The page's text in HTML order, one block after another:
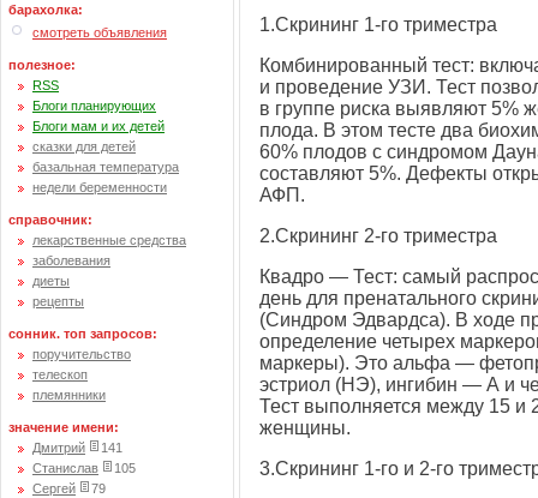
барахолка:
смотреть объявления
полезное:
RSS
Блоги планирующих
Блоги мам и их детей
сказки для детей
базальная температура
недели беременности
справочник:
лекарственные средства
заболевания
диеты
рецепты
сонник. топ запросов:
поручительство
телескоп
племянники
значение имени:
Дмитрий
141
Станислав
105
Сергей
79
1.Скрининг 1-го триместра
Комбинированный тест:
и проведение УЗИ. Тест
в группе риска выявляют 5%
плода. В этом тесте два
60% плодов с синдромом
составляют 5%. Дефекты
АФП.
2.Скрининг 2-го триместра
Квадро — Тест: самый
день для пренатального
(Синдром Эдвардса). В ходе
определение четырех
маркеры). Это альфа —
эстриол (НЭ), ингибин — А и
Тест выполняется между 15 и
женщины.
3.Скрининг 1-го и 2-го